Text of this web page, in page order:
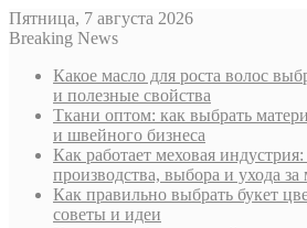
Пятница, 7 августа 2026
Breaking News
Какое масло для роста волос
и полезные свойства
Ткани оптом: как выбрать
и швейного бизнеса
Как работает меховая
производства, выбора и ухода
Как правильно выбрать букет
советы и идеи